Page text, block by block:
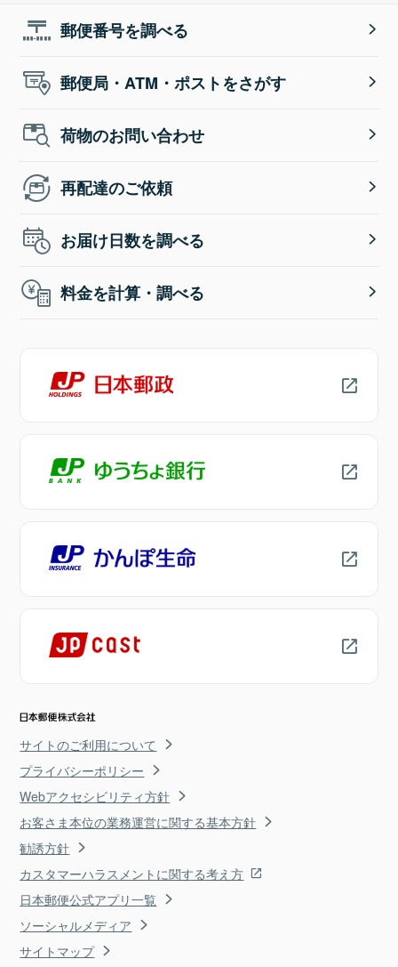
郵便番号を調べる
郵便局・ATM・ポストをさがす
荷物のお問い合わせ
再配達のご依頼
お届け日数を調べる
料金を計算・調べる
サイトのご利用について
プライバシーポリシー
Webアクセシビリティ方針
お客さま本位の業務運営に関する基本方針
勧誘方針
カスタマーハラスメントに関する考え方
日本郵便公式アプリ一覧
ソーシャルメディア
サイトマップ